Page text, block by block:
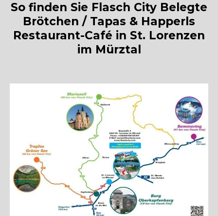
So finden Sie Flasch City Belegte
Brötchen / Tapas & Happerls
Restaurant-Café in St. Lorenzen
im Mürztal